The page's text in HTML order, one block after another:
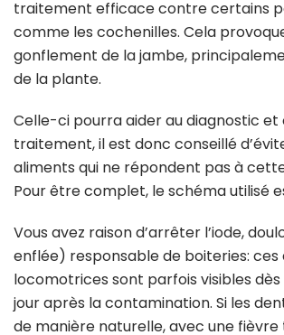
traitement efficace contre certains
comme les cochenilles. Cela
gonflement de la jambe,
de la plante.
Celle-ci pourra aider au diagnostic
traitement, il est donc conseillé
aliments qui ne répondent pas à
Pour être complet, le schéma utilisé
Vous avez raison d’arrêter l’iode,
enflée) responsable de boiteries: ces
locomotrices sont parfois visibles dès
jour après la contamination. Si les
de manière naturelle, avec une